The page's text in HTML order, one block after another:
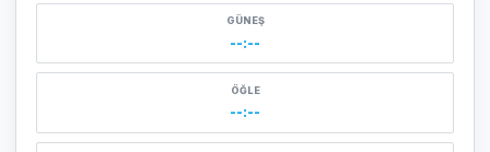
GÜNEŞ
--:--
ÖĞLE
--:--